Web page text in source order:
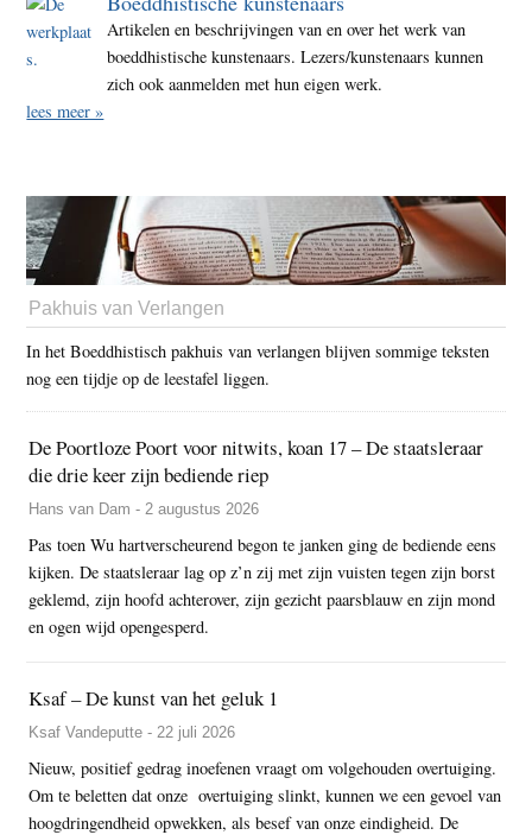
Artikelen en beschrijvingen van en over het werk van
boeddhistische kunstenaars. Lezers/kunstenaars kunnen
zich ook aanmelden met hun eigen werk.
lees meer »
Pakhuis van Verlangen
In het Boeddhistisch pakhuis van verlangen blijven sommige teksten
nog een tijdje op de leestafel liggen.
De Poortloze Poort voor nitwits, koan 17 – De staatsleraar
die drie keer zijn bediende riep
Hans van Dam - 2 augustus 2026
Pas toen Wu hartverscheurend begon te janken ging de bediende eens
kijken. De staatsleraar lag op z’n zij met zijn vuisten tegen zijn borst
geklemd, zijn hoofd achterover, zijn gezicht paarsblauw en zijn mond
en ogen wijd opengesperd.
Ksaf – De kunst van het geluk 1
Ksaf Vandeputte - 22 juli 2026
Nieuw, positief gedrag inoefenen vraagt om volgehouden overtuiging.
Om te beletten dat onze overtuiging slinkt, kunnen we een gevoel van
hoogdringendheid opwekken, als besef van onze eindigheid. De